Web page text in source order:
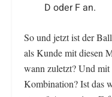
D oder F an.
So und jetzt ist der
als Kunde mit diesen
wann zuletzt? Und
Kombination? Ist das